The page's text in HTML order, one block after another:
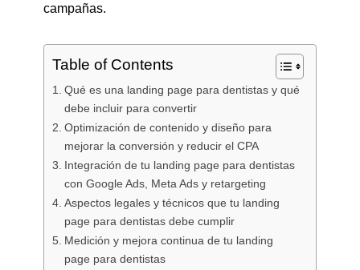
campañas.
Table of Contents
Qué es una landing page para dentistas y qué
debe incluir para convertir
Optimización de contenido y diseño para
mejorar la conversión y reducir el CPA
Integración de tu landing page para dentistas
con Google Ads, Meta Ads y retargeting
Aspectos legales y técnicos que tu landing
page para dentistas debe cumplir
Medición y mejora continua de tu landing
page para dentistas